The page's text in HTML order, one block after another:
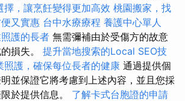
擇，讓烹飪變得更加高效 桃園搬家，找
又實惠 台中水療療程 養護中心單人
護的長者 無需彌補由於受傷方的故意
損失。 提升當地搜索的Local SEO技
照護，確保每位長者的健康 通過提供個
並保證它將考慮到上述內容，並且您採
於提供信息。 了解卡式台胞證的申請